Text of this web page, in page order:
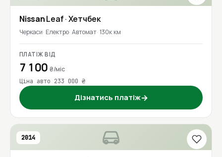
NissanLeaf· Хетчбек
Черкаси Електро Автомат 130к км
ПЛАТІЖ ВІД
7 100₴/міс
Ціна авто 233 000 ₴
Дізнатись платіж→
2014